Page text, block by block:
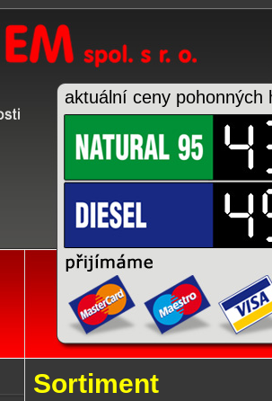
aktuální ceny pohonných
Sortiment